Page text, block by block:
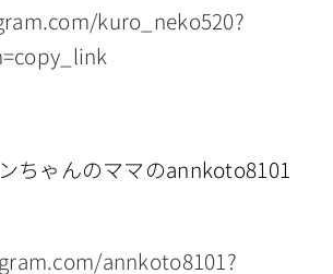
kuro_neko520?
ちゃんのママのannkoto8101
annkoto8101?